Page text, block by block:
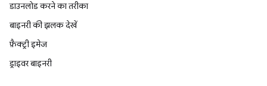
डाउनलोड करने का तरीका
बाइनरी की झलक देखें
फ़ैक्ट्री इमेज
ड्राइवर बाइनरी